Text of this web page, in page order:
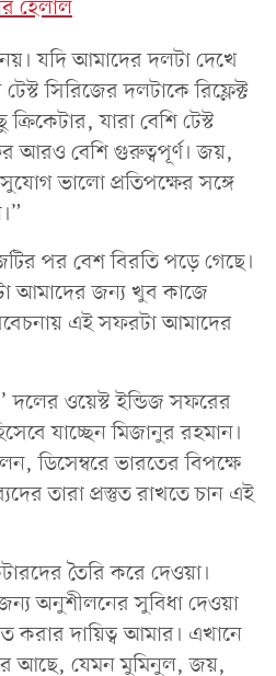
হেলাল
যদি আমাদের দলটা দেখে
সিরিজের দলটাকে রিফ্লেক্ট
যারা বেশি টেস্ট
আরও বেশি গুরুত্বপূর্ণ। জয়,
ভালো প্রতিপক্ষের সঙ্গে
পর বেশ বিরতি পড়ে গেছে।
আমাদের জন্য খুব কাজে
এই সফরটা আমাদের
দলের ওয়েস্ট ইন্ডিজ সফরের
যাচ্ছেন মিজানুর রহমান।
ডিসেম্বরে ভারতের বিপক্ষে
তারা প্রস্তুত রাখতে চান এই
তৈরি করে দেওয়া।
অনুশীলনের সুবিধা দেওয়া
করার দায়িত্ব আমার। এখানে
আছে, যেমন মুমিনুল, জয়,